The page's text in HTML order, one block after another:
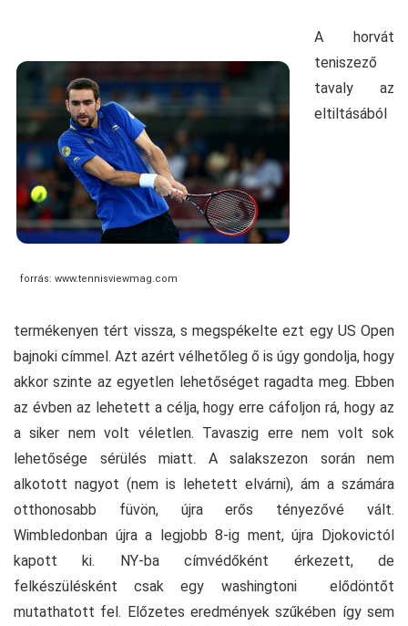
forrás: www.tennisviewmag.com
A horvát
teniszező
tavaly az
eltiltásából
termékenyen tért vissza, s megspékelte ezt egy US Open
bajnoki címmel. Azt azért vélhetőleg ő is úgy gondolja, hogy
akkor szinte az egyetlen lehetőséget ragadta meg. Ebben
az évben az lehetett a célja, hogy erre cáfoljon rá, hogy az
a siker nem volt véletlen. Tavaszig erre nem volt sok
lehetősége sérülés miatt. A salakszezon során nem
alkotott nagyot (nem is lehetett elvárni), ám a számára
otthonosabb füvön, újra erős tényezővé vált.
Wimbledonban újra a legjobb 8-ig ment, újra Djokovictól
kapott ki. NY-ba címvédőként érkezett, de
felkészülésként csak egy washingtoni elődöntőt
mutathatott fel. Előzetes eredmények szűkében így sem